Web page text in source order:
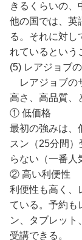
きるくらいの、
他の国では、英
る。それに対し
れているという
(5) レアジョブ
レアジョブの
高さ、高品質、
① 低価格
最初の強みは、
スン（25分間
らない（一番人
② 高い利便性
利便性も高く、
ている。予約も
ン、タブレット
受講できる。